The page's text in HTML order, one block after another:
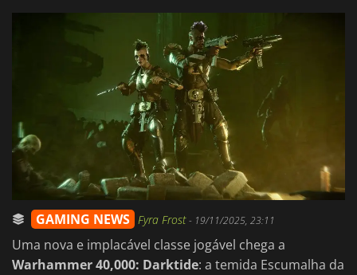
GAMING NEWS Fyra Frost- 19/11/2025, 23:11
Uma nova e implacável classe jogável chega a
Warhammer 40,000: Darktide: a temida Escumalha da